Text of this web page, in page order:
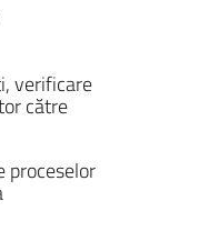
verificare
către
proceselor